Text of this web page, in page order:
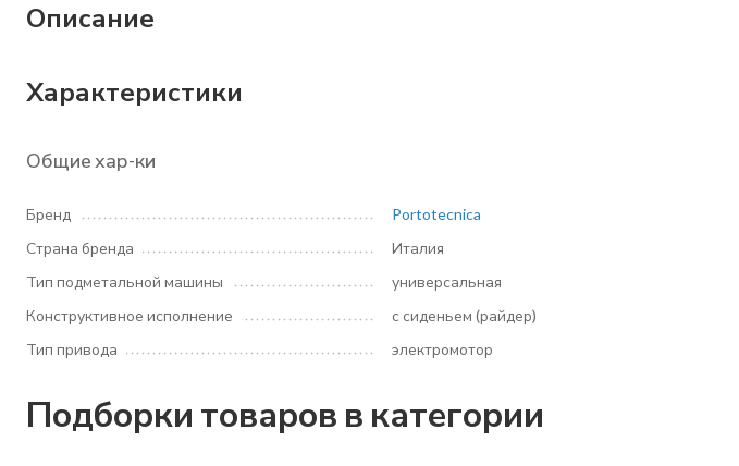
Описание
Характеристики
Общие хар-ки
Бренд
Portotecnica
Страна бренда
Италия
Тип подметальной машины
универсальная
Конструктивное исполнение
с сиденьем (райдер)
Тип привода
электромотор
Подборки товаров в категории